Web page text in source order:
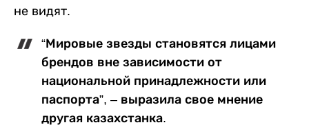
не видят.
“Мировые звезды становятся лицами
брендов вне зависимости от
национальной принадлежности или
паспорта”, – выразила свое мнение
другая казахстанка.